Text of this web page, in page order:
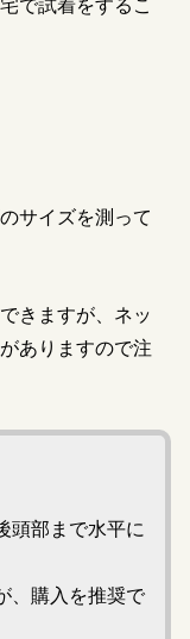
で試着をするこ
サイズを測って
きますが、ネッ
ありますので注
頭部まで水平に
、購入を推奨で